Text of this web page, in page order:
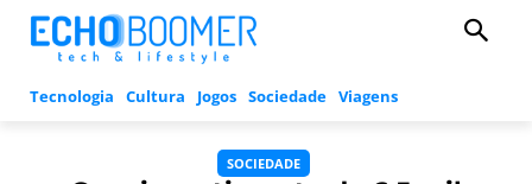
Tecnologia Cultura Jogos Sociedade Viagens
SOCIEDADE